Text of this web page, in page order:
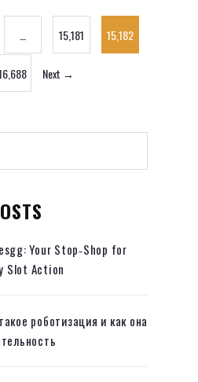
15,181 15,182
Next →
Your Stop‑Shop for
Slot Action
роботизация и как она